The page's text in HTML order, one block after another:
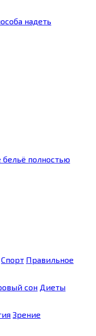
надеть
бельё полностью
Спорт Правильное
сон Диеты
Зрение